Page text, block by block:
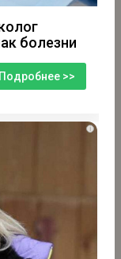
болезни
Подробнее >>
i